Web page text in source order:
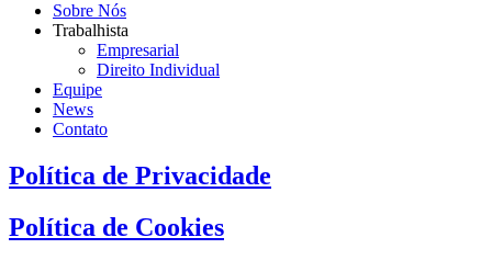
Sobre Nós
Trabalhista
Empresarial
Direito Individual
Equipe
News
Contato
Política de Privacidade
Política de Cookies